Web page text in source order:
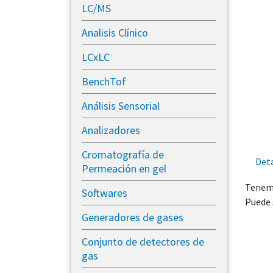
LC/MS
Analisis Clínico
LCxLC
BenchTof
Análisis Sensorial
Analizadores
Cromatografía de
Permeación en gel
Softwares
Generadores de gases
​Conjunto de detectores de
gas